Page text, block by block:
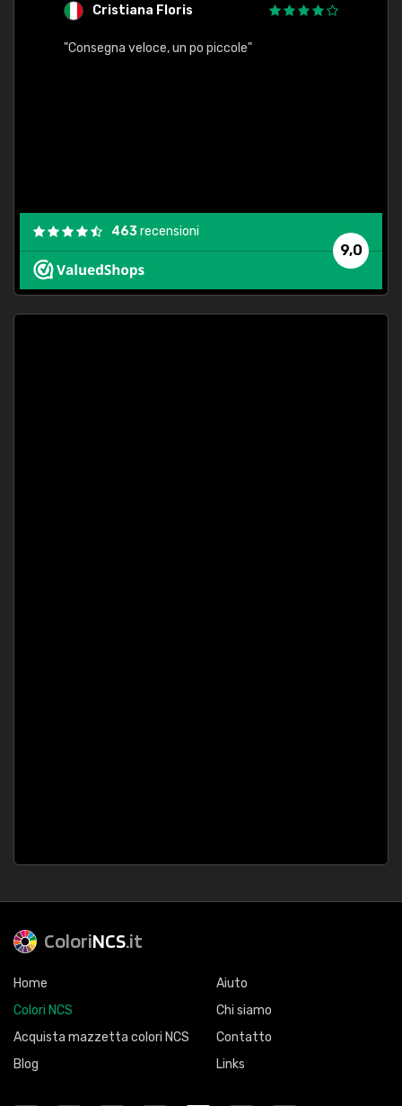
Cristiana Floris
"Consegna veloce, un po piccole"
9,0
463recensioni
ColoriNCS.it
Home
Colori NCS
Acquista mazzetta colori NCS
Blog
Aiuto
Chi siamo
Contatto
Links